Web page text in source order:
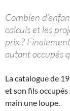
Combien
calculs et les
prix ?
autant occupés
La catalogue de
et son fils occupés
main une loupe.